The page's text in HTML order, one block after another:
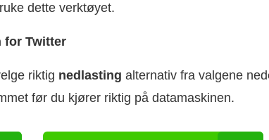
dette verktøyet.
for Twitter
riktig nedlasting alternativ fra valgene
før du kjører riktig på datamaskinen.